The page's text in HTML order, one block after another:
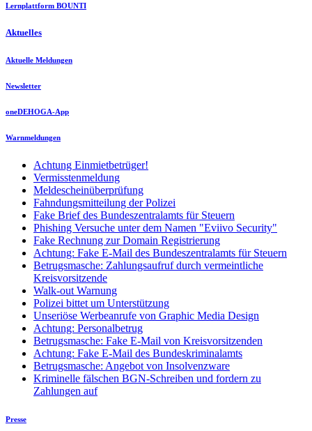
Lernplattform BOUNTI
Aktuelles
Aktuelle Meldungen
Newsletter
oneDEHOGA-App
Warnmeldungen
Achtung Einmietbetrüger!
Vermisstenmeldung
Meldescheinüberprüfung
Fahndungsmitteilung der Polizei
Fake Brief des Bundeszentralamts für Steuern
Phishing Versuche unter dem Namen "Eviivo Security"
Fake Rechnung zur Domain Registrierung
Achtung: Fake E-Mail des Bundeszentralamts für Steuern
Betrugsmasche: Zahlungsaufruf durch vermeintliche
Kreisvorsitzende
Walk-out Warnung
Polizei bittet um Unterstützung
Unseriöse Werbeanrufe von Graphic Media Design
Achtung: Personalbetrug
Betrugsmasche: Fake E-Mail von Kreisvorsitzenden
Achtung: Fake E-Mail des Bundeskriminalamts
Betrugsmasche: Angebot von Insolvenzware
Kriminelle fälschen BGN-Schreiben und fordern zu
Zahlungen auf
Presse